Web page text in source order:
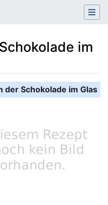
im
der Schokolade im Glas